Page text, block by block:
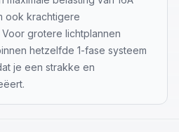
ook krachtigere
grotere lichtplannen
hetzelfde 1-fase systeem
je een strakke en